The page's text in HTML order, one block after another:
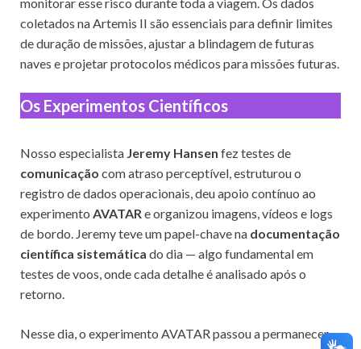
coletados na Artemis II são essenciais para definir limites
de duração de missões, ajustar a blindagem de futuras
naves e projetar protocolos médicos para missões futuras.
Os Experimentos Científicos
Nosso especialista Jeremy Hansen fez testes de
comunicação com atraso perceptível, estruturou o
registro de dados operacionais, deu apoio contínuo ao
experimento AVATAR e organizou imagens, vídeos e logs
de bordo. Jeremy teve um papel-chave na documentação
científica sistemática do dia — algo fundamental em
testes de voos, onde cada detalhe é analisado após o
retorno.
Nesse dia, o experimento AVATAR passou a permanecer